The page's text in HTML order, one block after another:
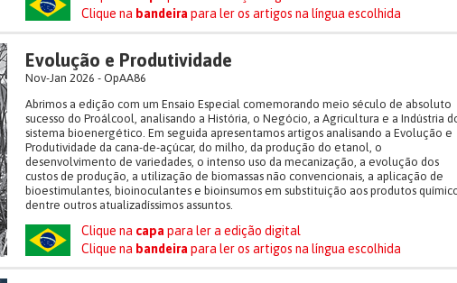
Clique na bandeira para ler os artigos na língua escolhida
Evolução e Produtividade
Nov-Jan 2026 - OpAA86
Abrimos a edição com um Ensaio Especial comemorando meio século de absoluto
sucesso do Proálcool, analisando a História, o Negócio, a Agricultura e a Indústria
sistema bioenergético. Em seguida apresentamos artigos analisando a Evolução e
Produtividade da cana-de-açúcar, do milho, da produção do etanol, o
desenvolvimento de variedades, o intenso uso da mecanização, a evolução dos
custos de produção, a utilização de biomassas não convencionais, a aplicação de
bioestimulantes, bioinoculantes e bioinsumos em substituição aos produtos
dentre outros atualizadíssimos assuntos.
Clique na capa para ler a edição digital
Clique na bandeira para ler os artigos na língua escolhida